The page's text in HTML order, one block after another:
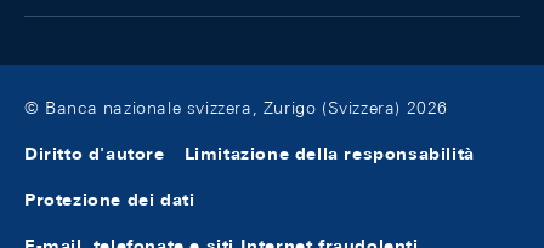
© Banca nazionale svizzera, Zurigo (Svizzera) 2026
Diritto d'autore Limitazione della responsabilità
Protezione dei dati